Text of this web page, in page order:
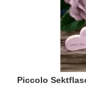
Piccolo